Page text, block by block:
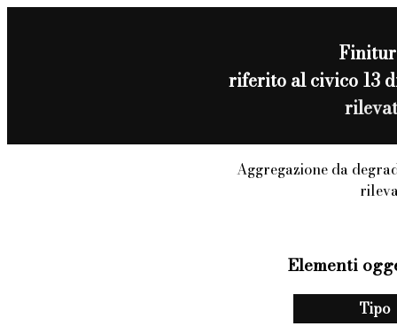
riferito al civico 13
Aggregazione da
Elementi
Tipo